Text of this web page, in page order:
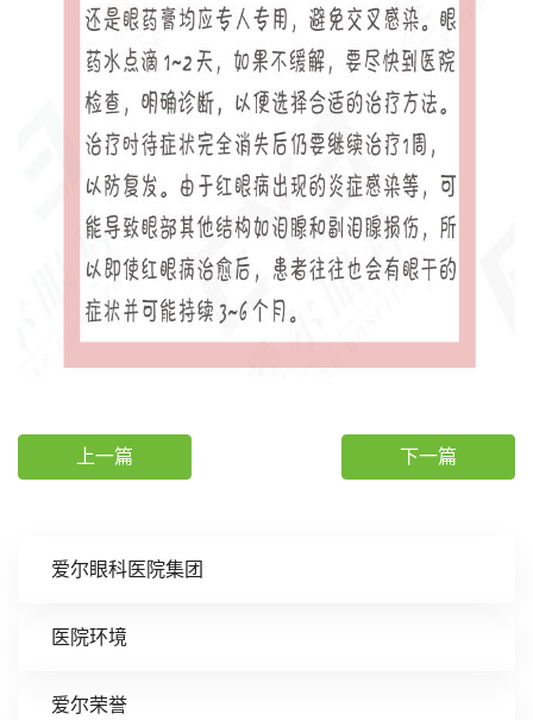
爱尔眼科医院集团
医院环境
爱尔荣誉
上一篇 下一篇